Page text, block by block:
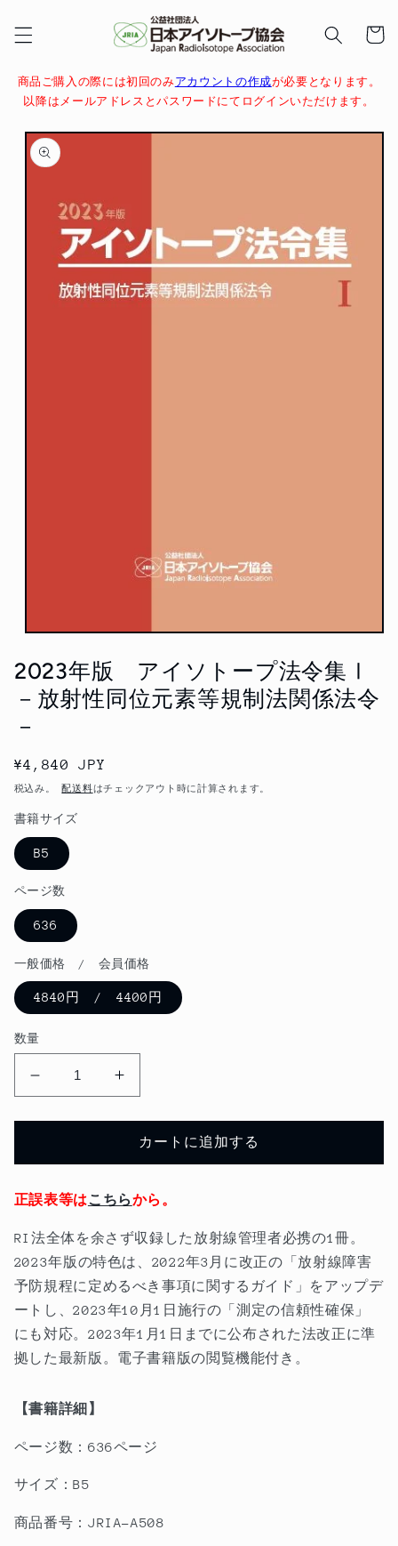
進む
ー
商品ご購入の際には初回のみアカウントの作成が必要となります。
以降はメールアドレスとパスワードにてログインいただけます。
商品情
報にス
キップ
ダ
で
ア
(1)
を
開
く
2023年版 アイソトープ法令集Ⅰ
－放射性同位元素等規制法関係法令
－
通
常
格
¥4,840 JPY
税込み。配送料はチェックアウト時に計算されます。
書籍サイズ
B5
ページ数
636
一般価格 / 会員価格
4840円 / 4400円
数量
ソ
ー
プ
法
令
集
Ⅰ
放
性
同
元
2023
ソ
ー
プ
法
令
集
Ⅰ
性
元
カートに追加する
正誤表等は こちらから。
RI法全体を余さず収録した放射線管理者必携の1冊。
2023年版の特色は、2022年3月に改正の「放射線障害
予防規程に定めるべき事項に関するガイド」をアップデ
ートし、2023年10月1日施行の「測定の信頼性確保」
にも対応。2023年1月1日までに公布された法改正に準
拠した最新版。電子書籍版の閲覧機能付き。
【書籍詳細】
ページ数：636ページ
サイズ：B5
商品番号：JRIA-A508